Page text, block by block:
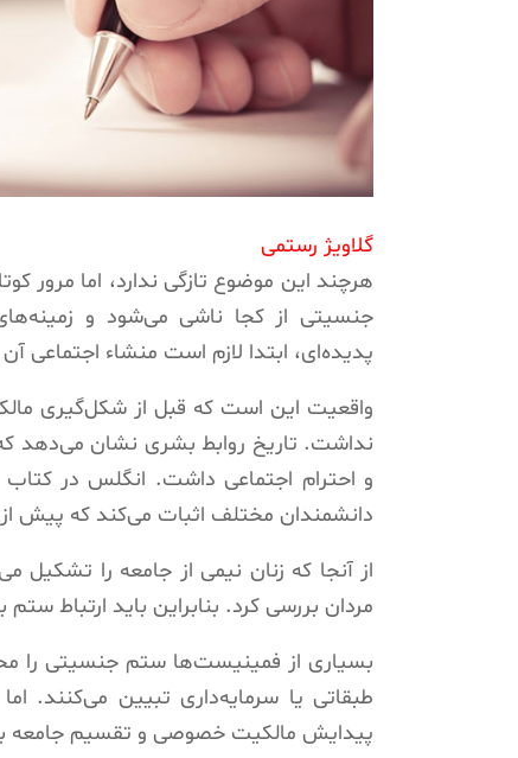
گلاویژ رستمی
هرچند این موضوع تازگی ندارد، اما
جنسیتی از کجا ناشی می‌شود و زمینه‌های
پدیده‌ای، ابتدا لازم است منشاء اجتماعی
واقعیت این است که قبل از شکل‌گیری
نداشت. تاریخ روابط بشری نشان می‌دهد که
و احترام اجتماعی داشت. انگلس در
دانشمندان مختلف اثبات می‌کند که پیش از
از آنجا که زنان نیمی از جامعه را تشکیل
مردان بررسی کرد. بنابراین باید ارتباط
بسیاری از فمینیست‌ها ستم جنسیتی را
طبقاتی یا سرمایه‌داری تبیین می‌کنند.
پیدایش مالکیت خصوصی و تقسیم جامعه